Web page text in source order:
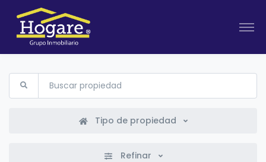
Buscar propiedad
Tipo de propiedad
Refinar